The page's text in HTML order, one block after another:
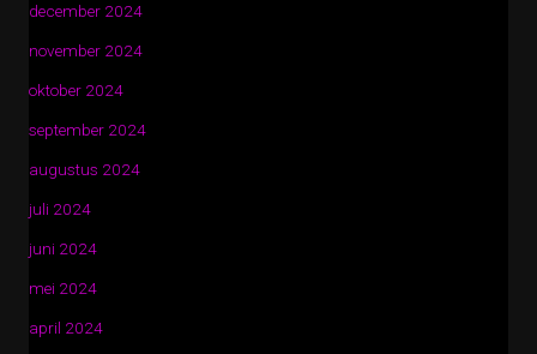
december 2024
november 2024
oktober 2024
september 2024
augustus 2024
juli 2024
juni 2024
mei 2024
april 2024